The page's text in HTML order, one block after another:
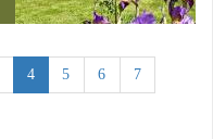
4 5 6 7